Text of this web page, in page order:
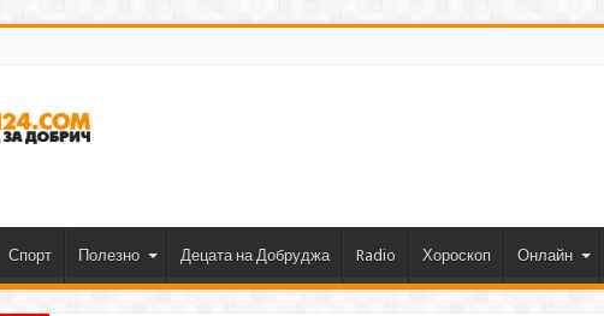
Спорт Полезно Децата на Добруджа Radio Хороскоп Онлайн